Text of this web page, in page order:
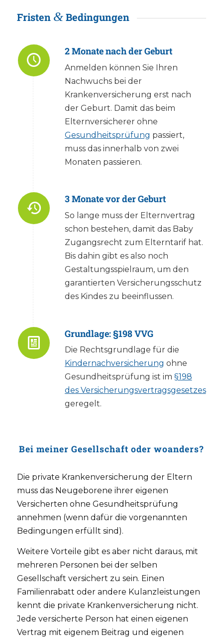
Fristen &Bedingungen
2 Monate nach der Geburt
Anmelden können Sie Ihren
Nachwuchs bei der
Krankenversicherung erst nach
der Geburt. Damit das beim
Elternversicherer ohne
Gesundheitsprüfung passiert,
muss das innerhalb von zwei
Monaten passieren.
3 Monate vor der Geburt
So lange muss der Elternvertrag
schon bestehen, damit das Baby
Zugangsrecht zum Elterntarif hat.
Bis dahin gibt es also noch
Gestaltungsspielraum, um den
garantierten Versicherungsschutz
des Kindes zu beeinflussen.
Grundlage: §198 VVG
Die Rechtsgrundlage für die
Kindernachversicherung ohne
Gesundheitsprüfung ist im §198
des Versicherungsvertragsgesetzes
geregelt.
Bei meiner Gesellschaft oder woanders?
Die private Krankenversicherung der Eltern
muss das Neugeborene ihrer eigenen
Versicherten ohne Gesundheitsprüfung
annehmen (wenn dafür die vorgenannten
Bedingungen erfüllt sind).
Weitere Vorteile gibt es aber nicht daraus, mit
mehreren Personen bei der selben
Gesellschaft versichert zu sein. Einen
Familienrabatt oder andere Kulanzleistungen
kennt die private Krankenversicherung nicht.
Jede versicherte Person hat einen eigenen
Vertrag mit eigenem Beitrag und eigenen